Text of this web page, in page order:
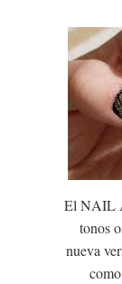
El NAIL
tonos
nueva